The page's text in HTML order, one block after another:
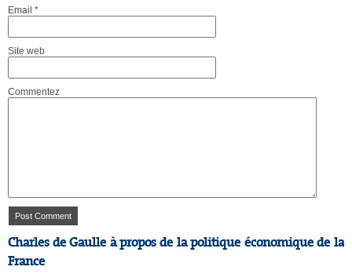
Email *
Site web
Commentez
Charles de Gaulle à propos de la politique économique de la
France